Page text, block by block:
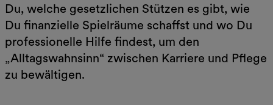
Du, welche gesetzlichen Stützen es gibt, wie
Du finanzielle Spielräume schaffst und wo Du
professionelle Hilfe findest, um den
„Alltagswahnsinn“ zwischen Karriere und Pflege
zu bewältigen.